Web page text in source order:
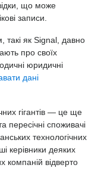
що може
записи.
як Signal, давно
про своїх
юридичні
дані
гігантів — це ще
пересічні споживачі
технологічних
керівники деяких
компаній відверто